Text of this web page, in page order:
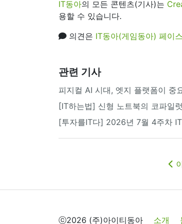
IT동아의 모든 콘텐츠(기사)는
용할 수 있습니다.
의견은 IT동아(게임동아) 페이
관련 기사
피지컬 AI 시대, 엣지 플랫폼이 중
[IT하는법] 신형 노트북의 코파일
[투자를IT다] 2026년 7월 4주차
ⓒ2026 (주)아이티동아 소개